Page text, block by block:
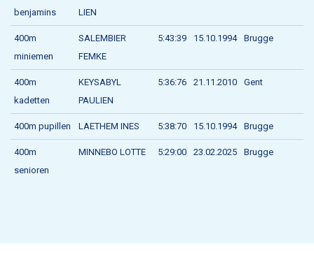
benjamins
LIEN
400m
miniemen
SALEMBIER
FEMKE
5:43:39 15.10.1994 Brugge
400m
kadetten
KEYSABYL
PAULIEN
5:36:76 21.11.2010 Gent
400m pupillen LAETHEM INES 5:38:70 15.10.1994 Brugge
400m
senioren
MINNEBO LOTTE 5:29:00 23.02.2025 Brugge